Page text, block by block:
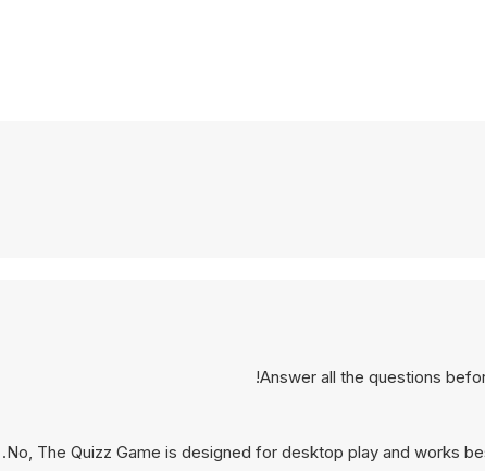
Answer all the questions
No, The Quizz Game is designed for desktop play and works